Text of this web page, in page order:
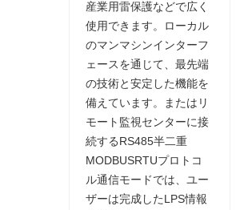
産業用雷保護などで広く
使用できます。ローカル
のマンマシンインターフ
ェースを通じて、最先端
の技術と安定した機能を
備えています。またはリ
モート監視センターに接
続するRS485半二重
MODBUSRTUプロトコ
ル通信モードでは、ユー
ザーは完成したLPS情報